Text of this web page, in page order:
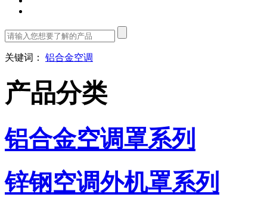
关键词： 铝合金空调
产品分类
铝合金空调罩系列
锌钢空调外机罩系列